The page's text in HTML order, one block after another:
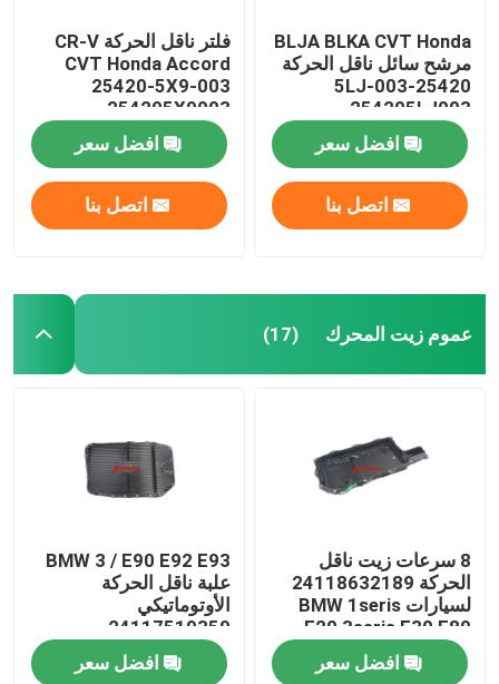
BLJA BLKA CVT Honda
مرشح سائل ناقل الحركة
25420-5LJ-003
254205LJ003
افضل سعر
اتصل بنا
فلتر ناقل الحركة CR-V
CVT Honda Accord
25420-5X9-003
254205X9003
افضل سعر
اتصل بنا
عموم زيت المحرك (17)
8 سرعات زيت ناقل
الحركة 24118632189
لسيارات BMW 1seris
F20 3seris F30 F80
افضل سعر
BMW 3 / E90 E92 E93
علبة ناقل الحركة
الأوتوماتيكي
24117519359
24117522923
24152333903
افضل سعر